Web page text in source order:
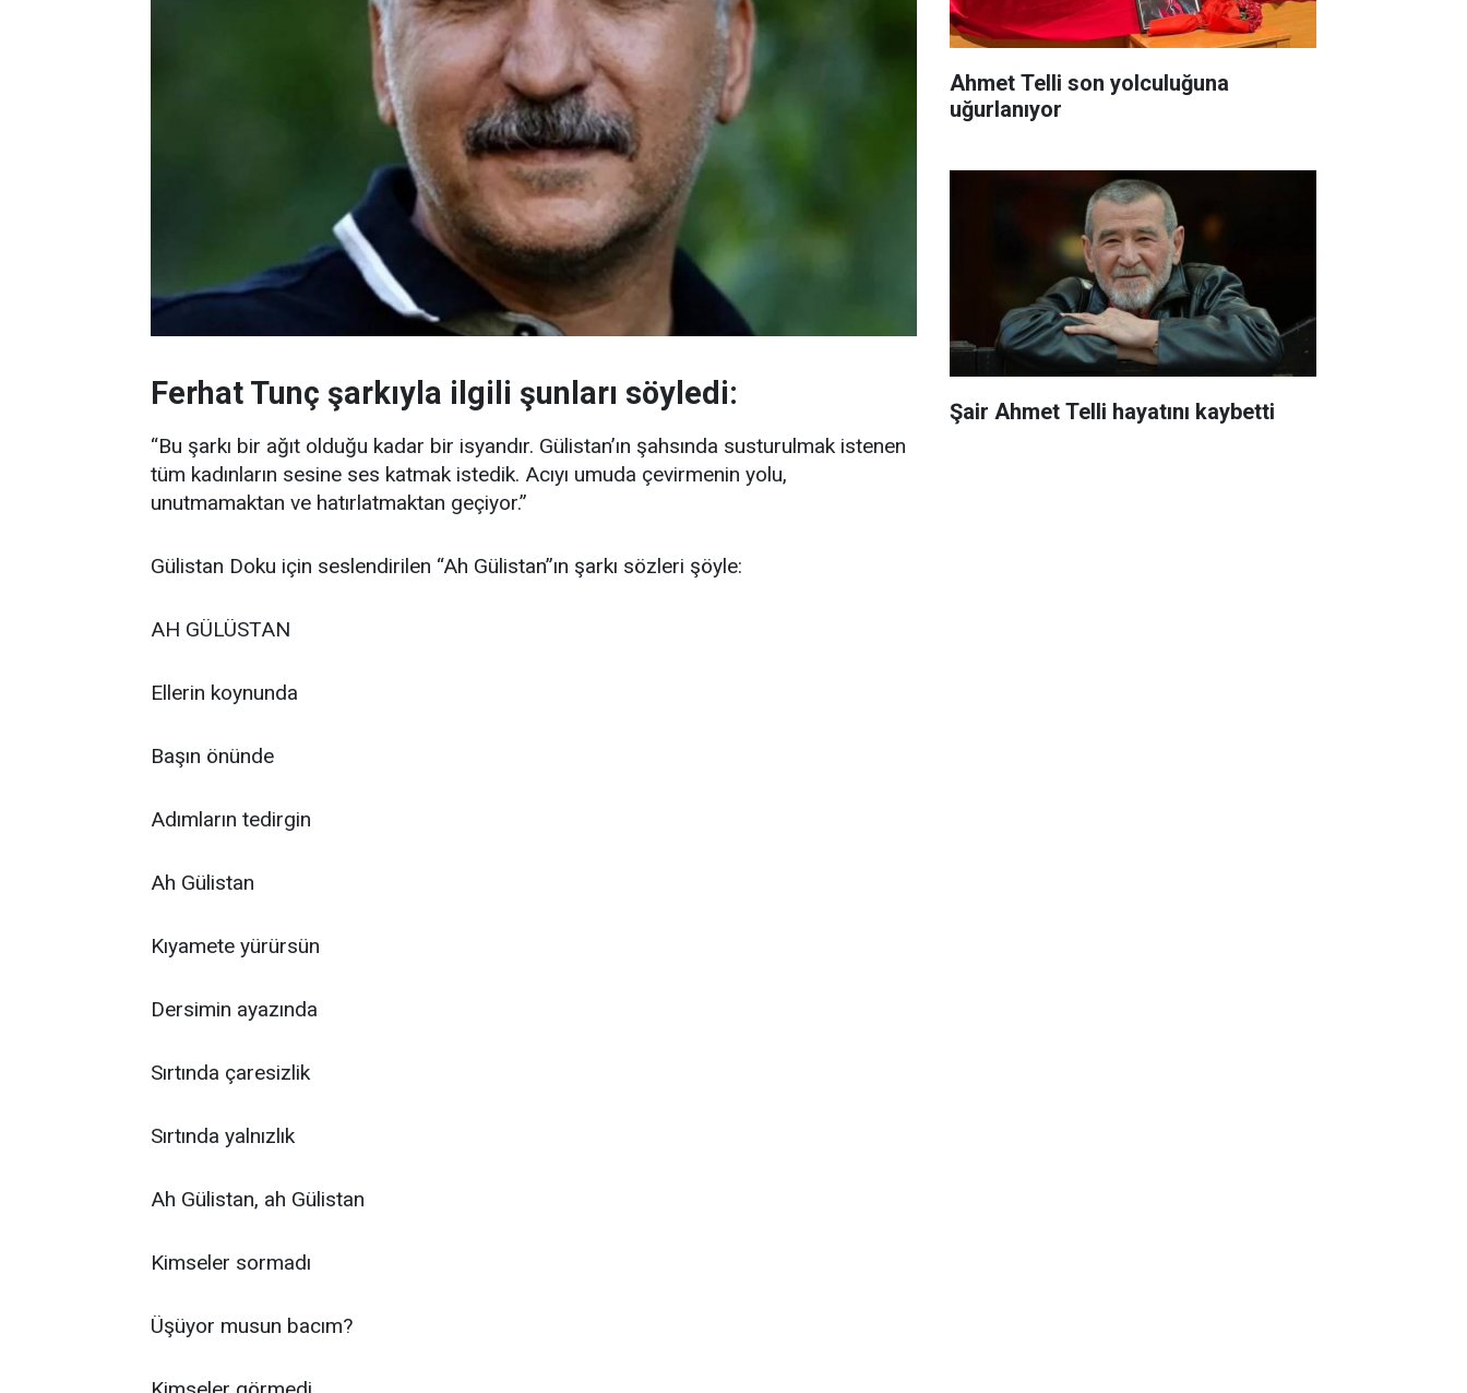
Ferhat Tunç şarkıyla ilgili şunları söyledi:
“Bu şarkı bir ağıt olduğu kadar bir isyandır. Gülistan’ın şahsında susturulmak istenen
tüm kadınların sesine ses katmak istedik. Acıyı umuda çevirmenin yolu,
unutmamaktan ve hatırlatmaktan geçiyor.”
Gülistan Doku için seslendirilen “Ah Gülistan”ın şarkı sözleri şöyle:
AH GÜLÜSTAN
Ellerin koynunda
Başın önünde
Adımların tedirgin
Ah Gülistan
Kıyamete yürürsün
Dersimin ayazında
Sırtında çaresizlik
Sırtında yalnızlık
Ah Gülistan, ah Gülistan
Kimseler sormadı
Üşüyor musun bacım?
Ahmet Telli son yolculuğuna
uğurlanıyor
Şair Ahmet Telli hayatını kaybetti